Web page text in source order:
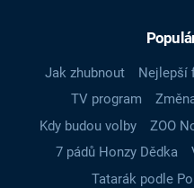
Jak zhubnout Nejlepší
TV program
Kdy budou volby
ZOO
7 pádů Honzy Dědka
Tatarák podle